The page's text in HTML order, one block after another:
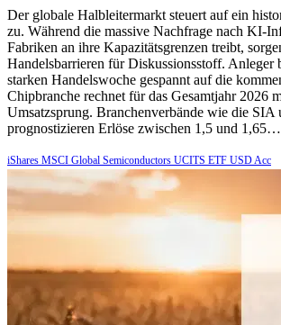
Der globale Halbleitermarkt steuert auf ein
zu. Während die massive Nachfrage nach KI-
Fabriken an ihre Kapazitätsgrenzen treibt,
Handelsbarrieren für Diskussionsstoff. Anleger
starken Handelswoche gespannt auf die
Chipbranche rechnet für das Gesamtjahr 2026
Umsatzsprung. Branchenverbände wie die SIA
prognostizieren Erlöse zwischen 1,5 und 1,65…
iShares MSCI Global Semiconductors UCITS ETF USD Acc